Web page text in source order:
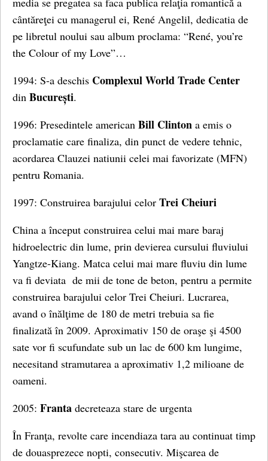
cântăreţei cu managerul ei, René Angelil, dedicatia de
pe libretul noului sau album proclama: “René, you’re
the Colour of my Love”…
1994: S-a deschis Complexul World Trade Center
din București.
1996: Presedintele american Bill Clinton a emis o
proclamatie care finaliza, din punct de vedere tehnic,
acordarea Clauzei natiunii celei mai favorizate (MFN)
pentru Romania.
1997: Construirea barajului celor Trei Cheiuri
China a început construirea celui mai mare baraj
hidroelectric din lume, prin devierea cursului fluviului
Yangtze-Kiang. Matca celui mai mare fluviu din lume
va fi deviata de mii de tone de beton, pentru a permite
construirea barajului celor Trei Cheiuri. Lucrarea,
avand o înălţime de 180 de metri trebuia sa fie
finalizată în 2009. Aproximativ 150 de oraşe şi 4500
sate vor fi scufundate sub un lac de 600 km lungime,
necesitand stramutarea a aproximativ 1,2 milioane de
oameni.
2005: Franta decreteaza stare de urgenta
În Franţa, revolte care incendiaza tara au continuat timp
de douasprezece nopti, consecutiv. Mişcarea de